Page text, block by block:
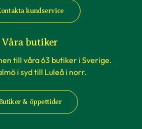
kundservice
Våra butiker
till våra 63 butiker i Sverige.
i syd till Luleå i norr.
& öppettider